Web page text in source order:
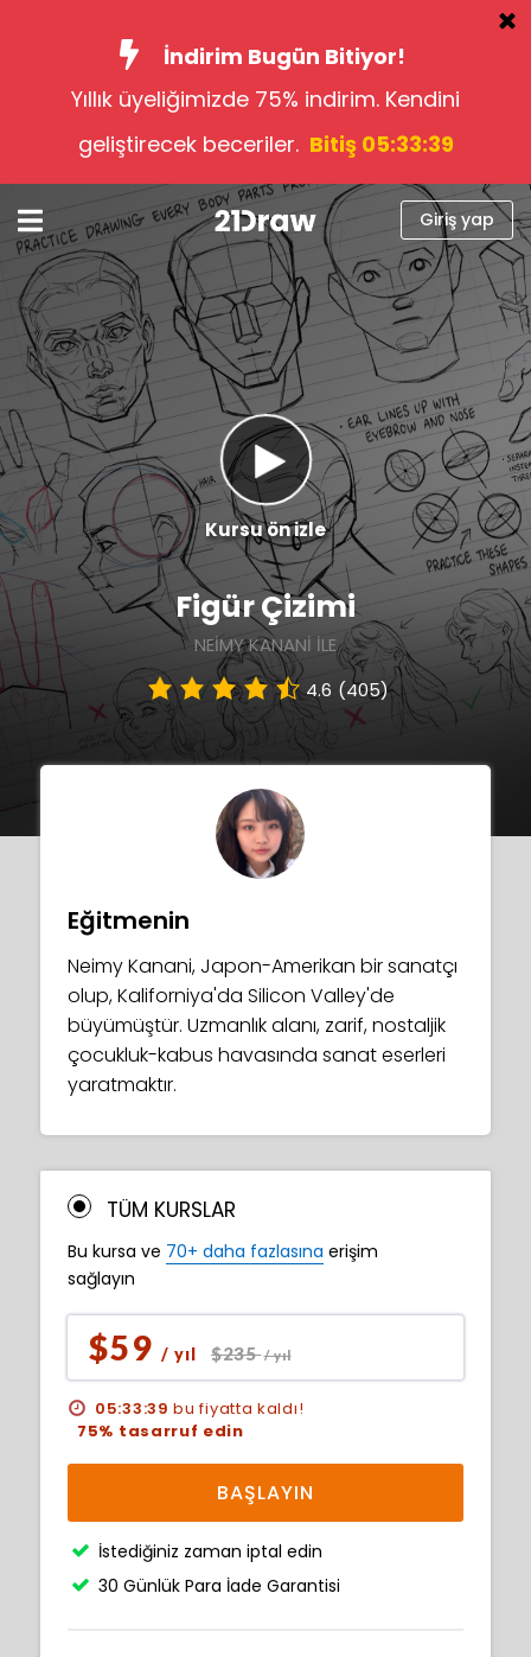
İndirim Bugün Bitiyor!
Yıllık üyeliğimizde 75% indirim. Kendini
geliştirecek beceriler. Bitiş 05:33:38
Kurslar
Kitap
Sanatçılar
Yardım
Hakkımızda
Giriş yap
Türkçe
Giriş yap
Kursu ön izle
Figür Çizimi
NEIMY KANANI ILE
4.6 (405)
Eğitmenin
Neimy Kanani, Japon-Amerikan bir sanatçı
olup, Kaliforniya'da Silicon Valley'de
büyümüştür. Uzmanlık alanı, zarif, nostaljik
çocukluk-kabus havasında sanat eserleri
yaratmaktır.
TÜM KURSLAR
Bu kursa ve 70+ daha fazlasına erişim
sağlayın
$59 / yıl $235/ yıl
05:33:38 bu fiyatta kaldı!
75% tasarruf edin
BAŞLAYIN
İstediğiniz zaman iptal edin
30 Günlük Para İade Garantisi